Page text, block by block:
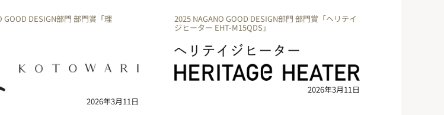
GOOD DESIGN部門 部門賞「理
2026年3月11日
2025 NAGANO GOOD DESIGN部門 部門賞「ヘリテイ
ジヒーター EHT-M15QDS」
2026年3月11日